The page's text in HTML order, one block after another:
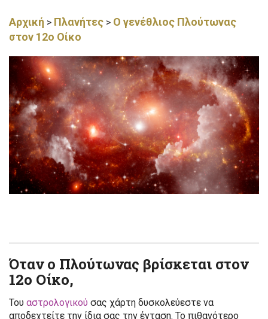
Αρχική > Πλανήτες > Ο γενέθλιος Πλούτωνας
στον 12ο Οίκο
Όταν ο Πλούτωνας βρίσκεται στον
12ο Οίκο,
Του αστρολογικού σας χάρτη δυσκολεύεστε να
αποδεχτείτε την ίδια σας την ένταση. Το πιθανότερο